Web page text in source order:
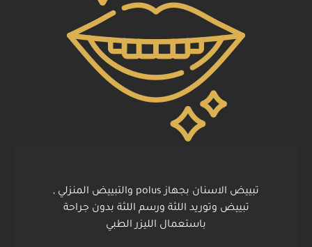
تبييض الاسنان بجهاز polus والتبييض المنزلي ,
تبييض وتوريد اللثة ورسم اللثة بدون جراحة
باستعمال الليزر الطبي